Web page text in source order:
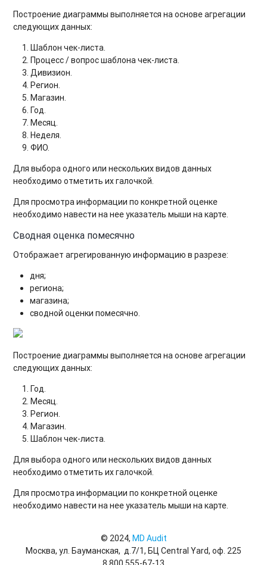
Построение диаграммы выполняется на основе агрегации
следующих данных:
Шаблон чек-листа.
Процесс / вопрос шаблона чек-листа.
Дивизион.
Регион.
Магазин.
Год.
Месяц.
Неделя.
ФИО.
Для выбора одного или нескольких видов данных
необходимо отметить их галочкой.
Для просмотра информации по конкретной оценке
необходимо навести на нее указатель мыши на карте.
Сводная оценка помесячно
Отображает агрегированную информацию в разрезе:
дня;
региона;
магазина;
сводной оценки помесячно.
Построение диаграммы выполняется на основе агрегации
следующих данных:
Год.
Месяц.
Регион.
Магазин.
Шаблон чек-листа.
Для выбора одного или нескольких видов данных
необходимо отметить их галочкой.
Для просмотра информации по конкретной оценке
необходимо навести на нее указатель мыши на карте.
© 2024, MD Audit
Москва, ул. Бауманская, д.7/1, БЦ Central Yard, оф. 225